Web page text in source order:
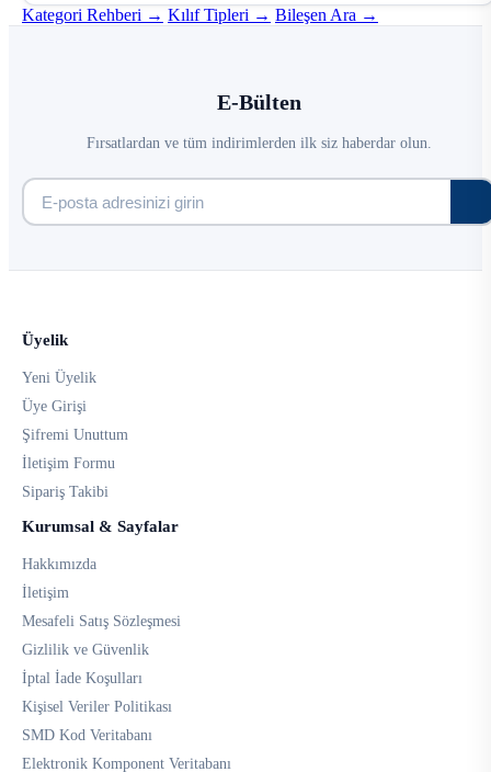
Kategori Rehberi → Kılıf Tipleri → Bileşen Ara →
E-Bülten
Fırsatlardan ve tüm indirimlerden ilk siz haberdar olun.
Üyelik
Yeni Üyelik
Üye Girişi
Şifremi Unuttum
İletişim Formu
Sipariş Takibi
Kurumsal & Sayfalar
Hakkımızda
İletişim
Mesafeli Satış Sözleşmesi
Gizlilik ve Güvenlik
İptal İade Koşulları
Kişisel Veriler Politikası
SMD Kod Veritabanı
Elektronik Komponent Veritabanı